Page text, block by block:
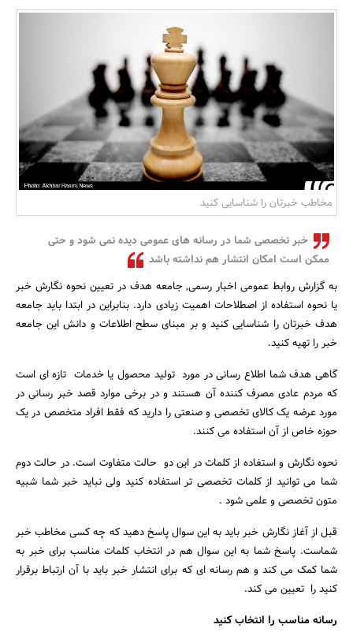
مسکن و ساختمان
جستجو
مخاطب خبرتان را شناسایی کنید
خبر تخصصی شما در رسانه های عمومی دیده نمی شود و حتی
ممکن است امکان انتشار هم نداشته باشد
به گزارش روابط عمومی اخبار رسمی, جامعه هدف در تعیین نحوه نگارش خبر
یا نحوه استفاده از اصطلاحات اهمیت زیادی دارد. بنابراین در ابتدا باید جامعه
هدف خبرتان را شناسایی کنید و بر مبنای سطح اطلاعات و دانش این جامعه
خبر را تهیه کنید.
گاهی هدف شما اطلاع رسانی در مورد تولید محصول یا خدمات تازه ای است
که مردم عادی مصرف کننده آن هستند و در برخی موارد قصد خبر رسانی در
مورد عرضه یک کالای تخصصی و صنعتی را دارید که فقط افراد متخصص در یک
حوزه خاص از آن استفاده می کنند.
نحوه نگارش و استفاده از کلمات در این دو حالت متفاوت است. در حالت دوم
شما می توانید از کلمات تخصصی تر استفاده کنید ولی نباید خبر شما شبیه
متون تخصصی و علمی شود .
قبل از آغاز نگارش خبر باید به این سوال پاسخ دهید که چه کسی مخاطب خبر
شماست. پاسخ شما به این سوال هم در انتخاب کلمات مناسب برای خبر به
شما کمک می کند و هم رسانه ای که برای انتشار خبر باید با آن ارتباط برقرار
کنید را تعیین می کند.
رسانه مناسب را انتخاب کنید